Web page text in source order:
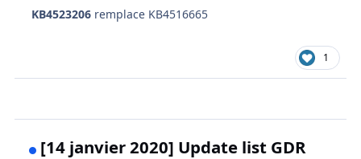
KB4523206 remplace KB4516665
1
[14 janvier 2020] Update list GDR